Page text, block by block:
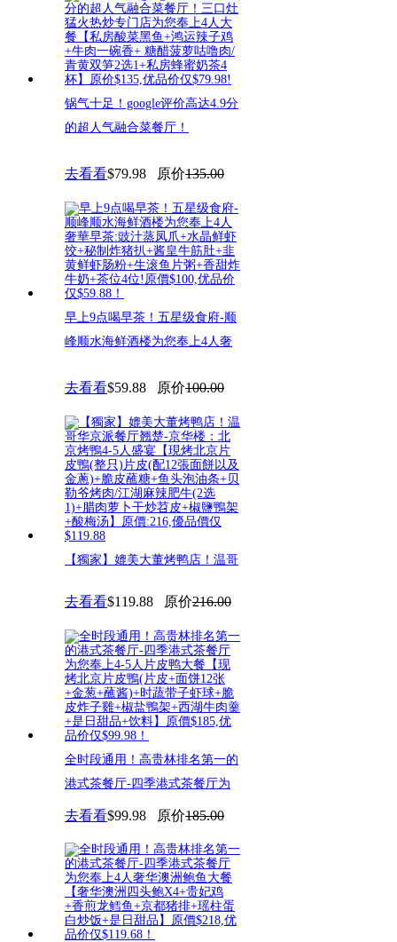
锅气十足！google评价高达4.9分
的超人气融合菜餐厅！
去看看$79.98 原价135.00
早上9点喝早茶！五星级食府-顺
峰顺水海鲜酒楼为您奉上4人奢
去看看$59.88 原价100.00
【獨家】媲美大董烤鸭店！温哥
烤
去看看$119.88 原价216.00
全时段通用！高贵林排名第一的
港式茶餐厅-四季港式茶餐厅为
您
去看看$99.98 原价185.00